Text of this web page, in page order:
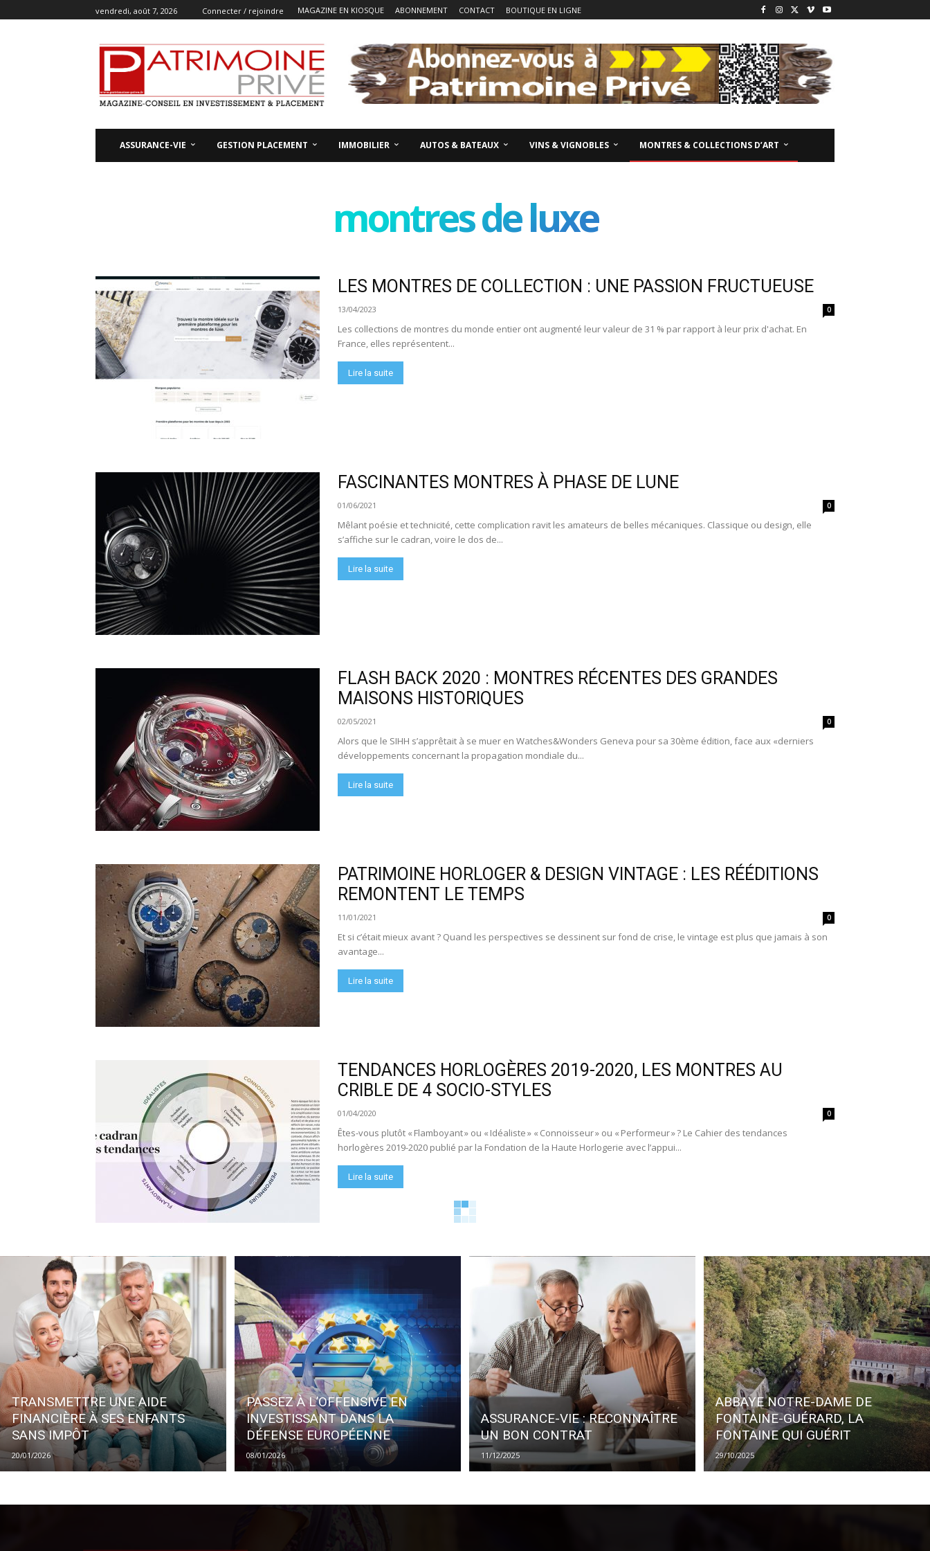
vendredi, août 7, 2026 Connecter / rejoindre MAGAZINE EN KIOSQUE ABONNEMENT CONTACT BOUTIQUE EN LIGNE
ASSURANCE-VIE GESTION PLACEMENT IMMOBILIER AUTOS & BATEAUX VINS & VIGNOBLES MONTRES & COLLECTIONS D’ART
montres de luxe
LES MONTRES DE COLLECTION : UNE PASSION FRUCTUEUSE
13/04/2023 0
Les collections de montres du monde entier ont augmenté leur valeur de 31 % par rapport à leur prix d'achat. En
France, elles représentent...
Lire la suite
FASCINANTES MONTRES À PHASE DE LUNE
01/06/2021 0
Mêlant poésie et technicité, cette complication ravit les amateurs de belles mécaniques. Classique ou design, elle
s’affiche sur le cadran, voire le dos de...
Lire la suite
FLASH BACK 2020 : MONTRES RÉCENTES DES GRANDES
MAISONS HISTORIQUES
02/05/2021 0
Alors que le SIHH s’apprêtait à se muer en Watches&Wonders Geneva pour sa 30ème édition, face aux «derniers
développements concernant la propagation mondiale du...
Lire la suite
PATRIMOINE HORLOGER & DESIGN VINTAGE : LES RÉÉDITIONS
REMONTENT LE TEMPS
11/01/2021 0
Et si c’était mieux avant ? Quand les perspectives se dessinent sur fond de crise, le vintage est plus que jamais à son
avantage...
Lire la suite
TENDANCES HORLOGÈRES 2019-2020, LES MONTRES AU
CRIBLE DE 4 SOCIO-STYLES
01/04/2020 0
Êtes-vous plutôt « Flamboyant » ou « Idéaliste » « Connoisseur » ou « Performeur » ? Le Cahier des tendances
horlogères 2019-2020 publié par la Fondation de la Haute Horlogerie avec l’appui...
Lire la suite
TRANSMETTRE UNE AIDE
FINANCIÈRE À SES ENFANTS
SANS IMPÔT
20/01/2026
PASSEZ À L’OFFENSIVE EN
INVESTISSANT DANS LA
DÉFENSE EUROPÉENNE
08/01/2026
ASSURANCE-VIE : RECONNAÎTRE
UN BON CONTRAT
11/12/2025
ABBAYE NOTRE-DAME DE
FONTAINE-GUÉRARD, LA
FONTAINE QUI GUÉRIT
29/10/2025